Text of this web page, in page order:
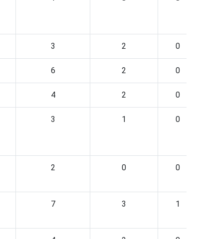
3 2 0
6 2 0
4 2 0
3 1 0
2 0 0
7 3 1